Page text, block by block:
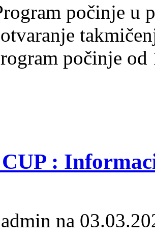
počinje u
počinje od
:
na